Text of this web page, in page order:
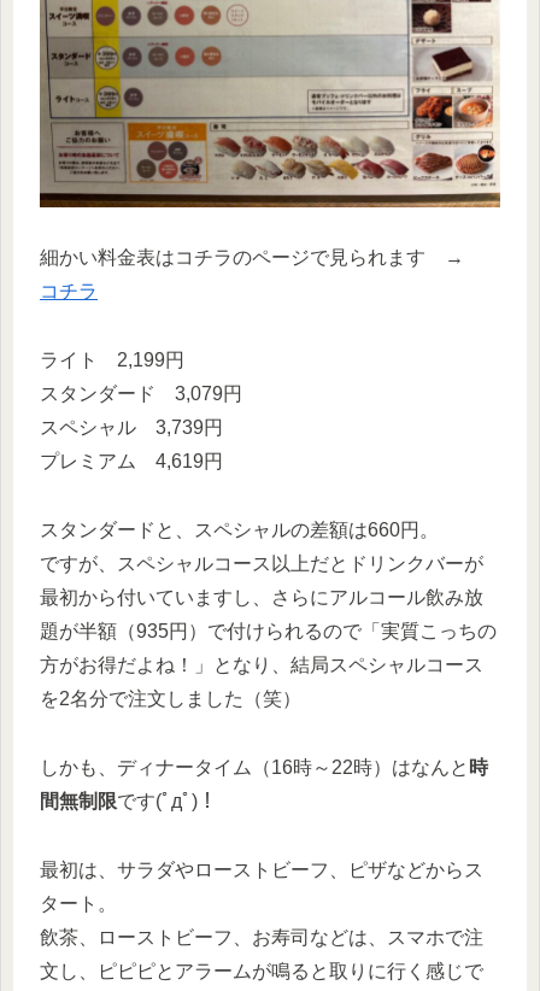
細かい料金表はコチラのページで見られます →
コチラ
ライト 2,199円
スタンダード 3,079円
スペシャル 3,739円
プレミアム 4,619円
スタンダードと、スペシャルの差額は660円。
ですが、スペシャルコース以上だとドリンクバーが
最初から付いていますし、さらにアルコール飲み放
題が半額（935円）で付けられるので「実質こっちの
方がお得だよね！」となり、結局スペシャルコース
を2名分で注文しました（笑）
しかも、ディナータイム（16時～22時）はなんと 時
間無制限です(ﾟдﾟ)！
最初は、サラダやローストビーフ、ピザなどからス
タート。
飲茶、ローストビーフ、お寿司などは、スマホで注
文し、ピピピとアラームが鳴ると取りに行く感じで